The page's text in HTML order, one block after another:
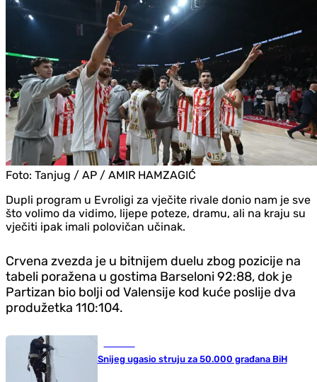
Foto: Tanjug / AP / AMIR HAMZAGIĆ
Dupli program u Evroligi za vječite rivale donio nam je sve
što volimo da vidimo, lijepe poteze, dramu, ali na kraju su
vječiti ipak imali polovičan učinak.
Crvena zvezda je u bitnijem duelu zbog pozicije na
tabeli poražena u gostima Barseloni 92:88, dok je
Partizan bio bolji od Valensije kod kuće poslije dva
produžetka 110:104.
Snijeg ugasio struju za 50.000 građana BiH